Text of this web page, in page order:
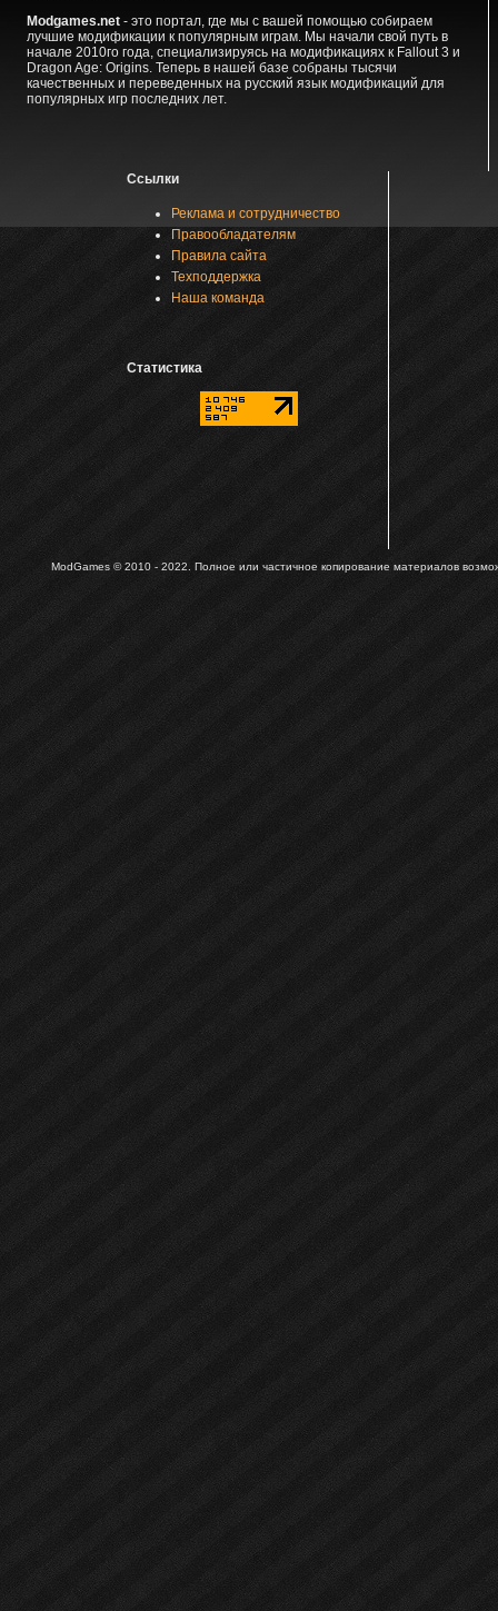
Modgames.net- это портал, где мы с вашей помощью собираем
лучшие модификации к популярным играм. Мы начали свой путь в
начале 2010го года, специализируясь на модификациях к Fallout 3 и
Dragon Age: Origins. Теперь в нашей базе собраны тысячи
качественных и переведенных на русский язык модификаций для
популярных игр последних лет.
Ссылки
Реклама и сотрудничество
Правообладателям
Правила сайта
Техподдержка
Наша команда
Статистика
ModGames © 2010 - 2022. Полное или частичное копирование материалов